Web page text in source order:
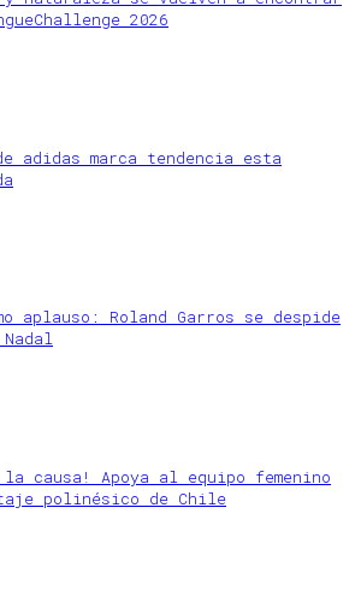
2026
adidas marca tendencia esta
aplauso: Roland Garros se despide
la causa! Apoya al equipo femenino
polinésico de Chile